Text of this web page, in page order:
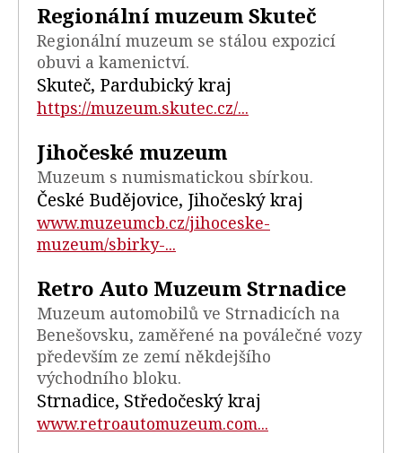
Regionální muzeum Skuteč
Regionální muzeum se stálou expozicí
obuvi a kamenictví.
Skuteč, Pardubický kraj
https://muzeum.skutec.cz/...
Jihočeské muzeum
Muzeum s numismatickou sbírkou.
České Budějovice, Jihočeský kraj
www.muzeumcb.cz/jihoceske-
muzeum/sbirky-...
Retro Auto Muzeum Strnadice
Muzeum automobilů ve Strnadicích na
Benešovsku, zaměřené na poválečné vozy
především ze zemí někdejšího
východního bloku.
Strnadice, Středočeský kraj
www.retroautomuzeum.com...